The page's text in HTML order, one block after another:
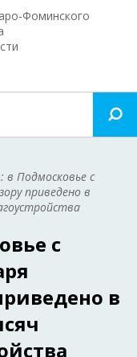
Фоминского
в Подмосковье с
приведено в
с
в